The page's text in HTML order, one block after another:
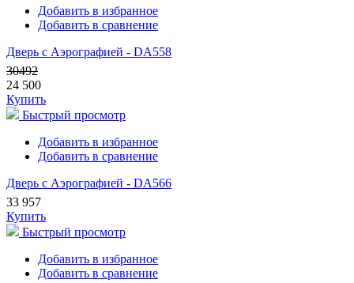
Добавить в избранное
Добавить в сравнение
Дверь с Аэрографией - DA558
30492
24 500
Купить
Быстрый просмотр
Добавить в избранное
Добавить в сравнение
Дверь с Аэрографией - DA566
33 957
Купить
Быстрый просмотр
Добавить в избранное
Добавить в сравнение